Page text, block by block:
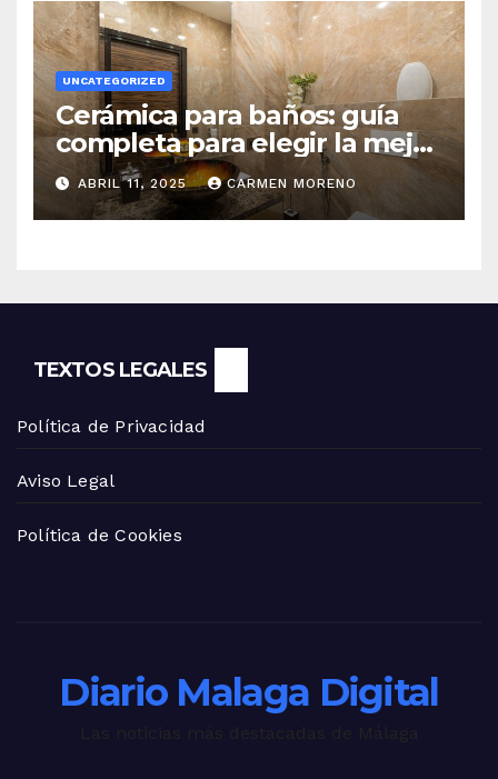
UNCATEGORIZED
Cerámica para baños: guía
completa para elegir la mejor
opción
ABRIL 11, 2025 CARMEN MORENO
TEXTOS LEGALES
Política de Privacidad
Aviso Legal
Política de Cookies
Diario Malaga Digital